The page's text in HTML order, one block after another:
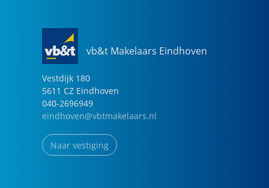
De achtertuin is onderhoudsvriendelijk ingericht en
biedt privacy en zon. Met een elektrisch zoneluifel,
schuur en vrije achterom is het een prettige
buitenruimte voor ontspanning en opslag.
Neem contact met ons op voor een afspraak — we
laten je deze moderne woning graag persoonlijk zien.
vb&t Makelaars Eindhoven
Vestdijk 180
5611 CZ Eindhoven
040-2696949
eindhoven@vbtmakelaars.nl
Naar vestiging